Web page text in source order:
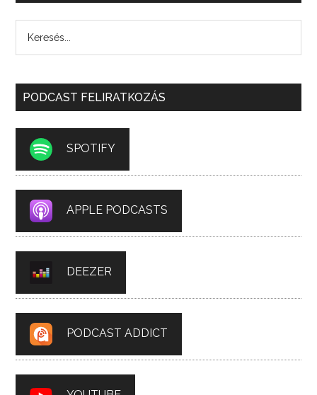
PODCAST FELIRATKOZÁS
SPOTIFY
APPLE PODCASTS
DEEZER
PODCAST ADDICT